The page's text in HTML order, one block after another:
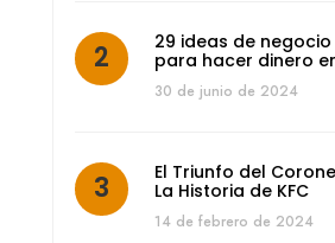
29 ideas de
para hacer dinero
30 de junio de 2024
El Triunfo del
La Historia de KFC
14 de febrero de 2024